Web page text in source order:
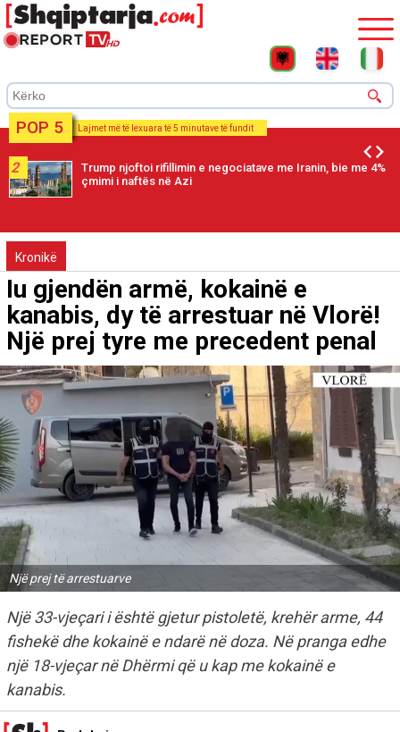
POP 5 Lajmet më të lexuara të 5 minutave të fundit
2
Trump njoftoi rifillimin e negociatave me Iranin, bie me 4%
çmimi i naftës në Azi
Kronikë
Iu gjendën armë, kokainë e
kanabis, dy të arrestuar në Vlorë!
Një prej tyre me precedent penal
Një prej të arrestuarve
Një 33-vjeçari i është gjetur pistoletë, krehër arme, 44
fishekë dhe kokainë e ndarë në doza. Në pranga edhe
një 18-vjeçar në Dhërmi që u kap me kokainë e
kanabis.